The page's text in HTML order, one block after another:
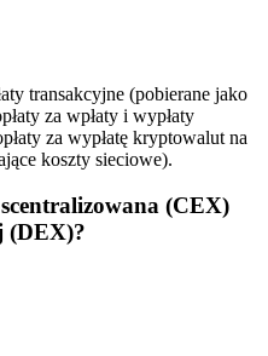
transakcyjne (pobierane jako
za wpłaty i wypłaty
za wypłatę kryptowalut na
koszty sieciowe).
(CEX)
(DEX)?